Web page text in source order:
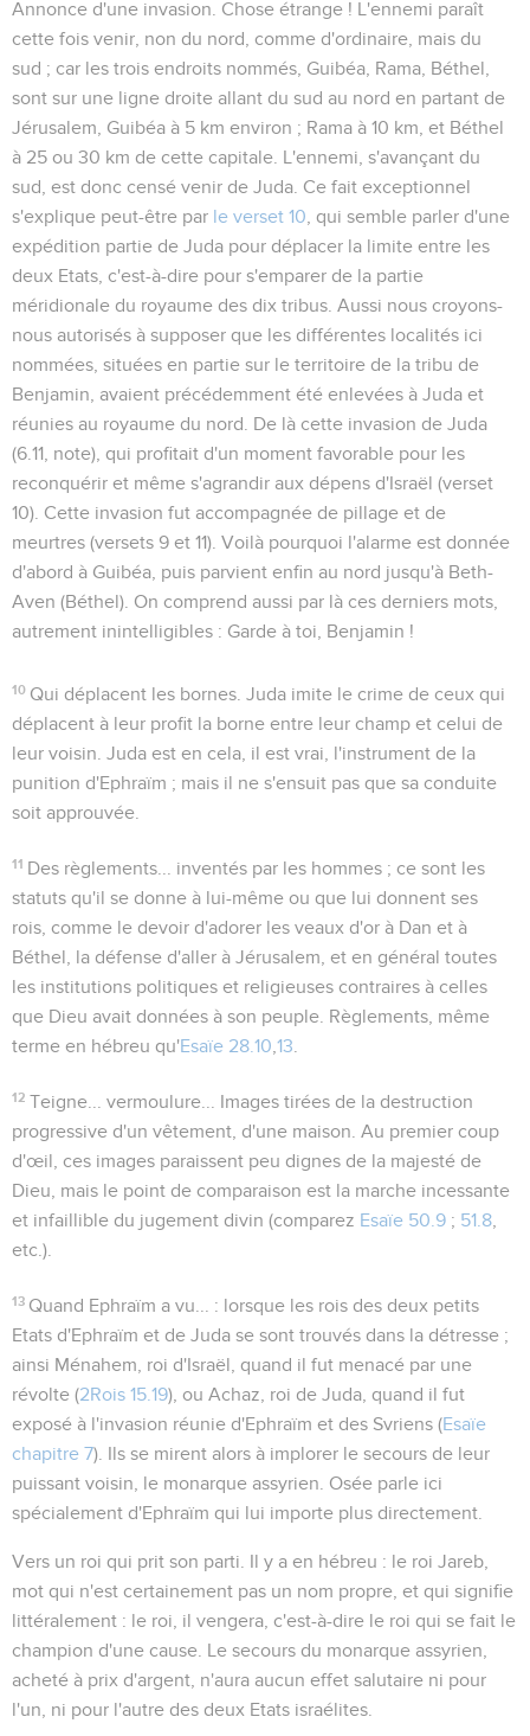
Annonce d'une invasion. Chose étrange ! L'ennemi paraît
cette fois venir, non du nord, comme d'ordinaire, mais du
sud ; car les trois endroits nommés, Guibéa, Rama, Béthel,
sont sur une ligne droite allant du sud au nord en partant de
Jérusalem, Guibéa à 5 km environ ; Rama à 10 km, et Béthel
à 25 ou 30 km de cette capitale. L'ennemi, s'avançant du
sud, est donc censé venir de Juda. Ce fait exceptionnel
s'explique peut-être par le verset 10 , qui semble parler d'une
expédition partie de Juda pour déplacer la limite entre les
deux Etats, c'est-à-dire pour s'emparer de la partie
méridionale du royaume des dix tribus. Aussi nous croyons-
nous autorisés à supposer que les différentes localités ici
nommées, situées en partie sur le territoire de la tribu de
Benjamin, avaient précédemment été enlevées à Juda et
réunies au royaume du nord. De là cette invasion de Juda
(6.11 , note), qui profitait d'un moment favorable pour les
reconquérir et même s'agrandir aux dépens d'Israël (verset
10). Cette invasion fut accompagnée de pillage et de
meurtres (versets 9 et 11). Voilà pourquoi l'alarme est donnée
d'abord à Guibéa , puis parvient enfin au nord jusqu'à Beth-
Aven (Béthel). On comprend aussi par là ces derniers mots,
autrement inintelligibles : Garde à toi, Benjamin !
10 Qui déplacent les bornes . Juda imite le crime de ceux qui
déplacent à leur profit la borne entre leur champ et celui de
leur voisin. Juda est en cela, il est vrai, l'instrument de la
punition d'Ephraïm ; mais il ne s'ensuit pas que sa conduite
soit approuvée.
11 Des règlements...
inventés par les hommes ; ce sont les
statuts qu'il se donne à lui-même ou que lui donnent ses
rois, comme le devoir d'adorer les veaux d'or à Dan et à
Béthel, la défense d'aller à Jérusalem, et en général toutes
les institutions politiques et religieuses contraires à celles
que Dieu avait données à son peuple. Règlements , même
terme en hébreu qu'Esaïe 28.10 13
12 Teigne... vermoulure...
Images tirées de la destruction
progressive d'un vêtement, d'une maison. Au premier coup
d'œil, ces images paraissent peu dignes de la majesté de
Dieu, mais le point de comparaison est la marche incessante
et infaillible du jugement divin (comparez Esaïe 50.9 ; 51.8
etc.).
13 Quand Ephraïm a vu...
: lorsque les rois des deux petits
Etats d'Ephraïm et de Juda se sont trouvés dans la détresse ;
ainsi Ménahem, roi d'Israël, quand il fut menacé par une
révolte (2Rois 15.19), ou Achaz, roi de Juda, quand il fut
exposé à l'invasion réunie d'Ephraïm et des Svriens (Esaïe
chapitre 7). Ils se mirent alors à implorer le secours de leur
puissant voisin, le monarque assyrien. Osée parle ici
spécialement d'Ephraïm qui lui importe plus directement.
Vers un roi qui prit son parti . Il y a en hébreu : le roi Jareb
mot qui n'est certainement pas un nom propre, et qui signifie
littéralement : le roi, il vengera , c'est-à-dire le roi qui se fait le
champion d'une cause. Le secours du monarque assyrien,
acheté à prix d'argent, n'aura aucun effet salutaire ni pour
l'un, ni pour l'autre des deux Etats israélites.